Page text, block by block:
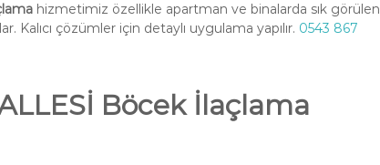
hizmetimiz özellikle apartman ve binalarda sık görülen
çözümler için detaylı uygulama yapılır. 0543 867
Böcek İlaçlama